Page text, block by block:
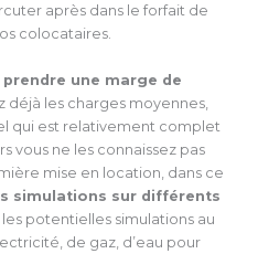
après dans le forfait de
colocataires.
prendre une marge de
déjà les charges moyennes,
qui est relativement complet
vous ne les connaissez pas
mise en location, dans ce
simulations sur différents
potentielles simulations au
de gaz, d’eau pour